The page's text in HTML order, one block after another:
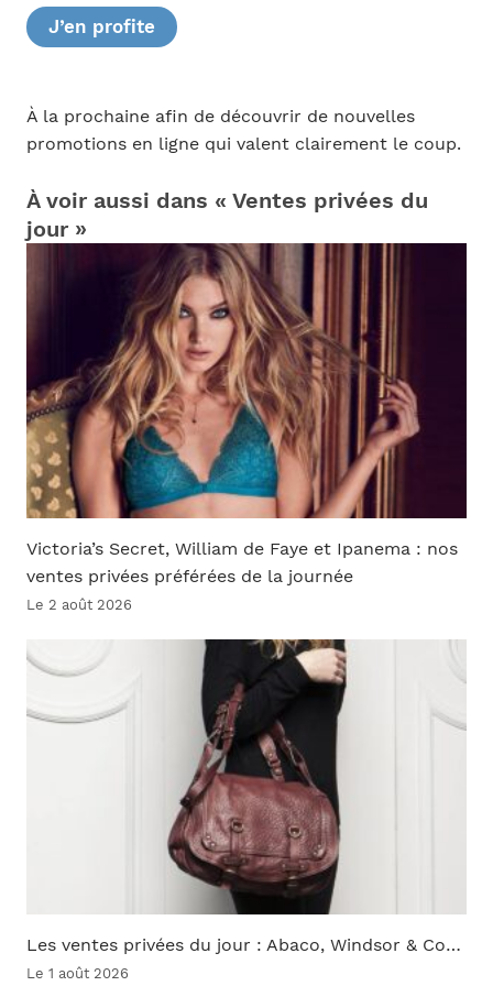
J’en profite
À la prochaine afin de découvrir de nouvelles
promotions en ligne qui valent clairement le coup.
À voir aussi dans « Ventes privées du
jour »
Victoria’s Secret, William de Faye et Ipanema : nos
ventes privées préférées de la journée
Le 2 août 2026
Les ventes privées du jour : Abaco, Windsor & Co…
Le 1 août 2026